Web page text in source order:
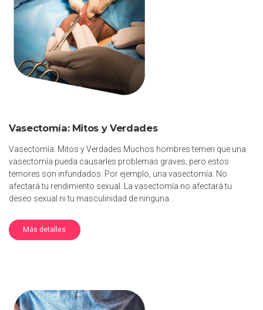
Vasectomía: Mitos y Verdades
Vasectomía: Mitos y Verdades Muchos hombres temen que una
vasectomía pueda causarles problemas graves; pero estos
temores son infundados. Por ejemplo, una vasectomía: No
afectará tu rendimiento sexual. La vasectomía no afectará tu
deseo sexual ni tu masculinidad de ninguna…
Más detalles